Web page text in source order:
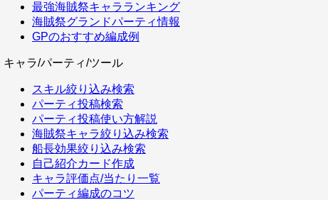
最強海賊祭キャラランキング
海賊祭グランドパーティ情報
GPのおすすめ編成例
キャラ/パーティ/ツール
スキル絞り込み検索
パーティ投稿検索
パーティ投稿使い方解説
海賊祭キャラ絞り込み検索
船長効果絞り込み検索
自己紹介カード作成
キャラ評価点/当たり一覧
パーティ編成のコツ